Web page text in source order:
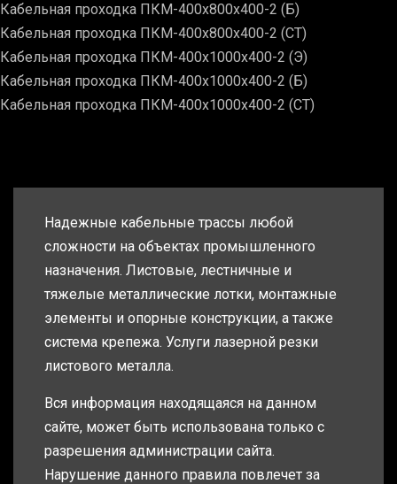
Кабельная проходка ПКМ-400х800х400-2 (Б)
Кабельная проходка ПКМ-400х800х400-2 (СТ)
Кабельная проходка ПКМ-400х1000х400-2 (Э)
Кабельная проходка ПКМ-400х1000х400-2 (Б)
Кабельная проходка ПКМ-400х1000х400-2 (СТ)
Надежные кабельные трассы любой
сложности на объектах промышленного
назначения. Листовые, лестничные и
тяжелые металлические лотки, монтажные
элементы и опорные конструкции, а также
система крепежа. Услуги лазерной резки
листового металла.
Вся информация находящаяся на данном
сайте, может быть использована только с
разрешения администрации сайта.
Нарушение данного правила повлечет за